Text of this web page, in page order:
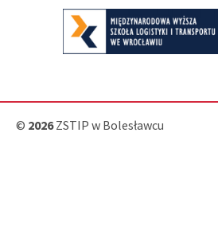
© 2026ZSTIP w Bolesławcu